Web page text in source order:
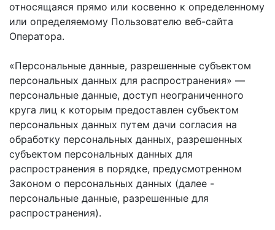
относящаяся прямо или косвенно к определенному
или определяемому Пользователю веб-сайта
Оператора.
«Персональные данные, разрешенные субъектом
персональных данных для распространения» —
персональные данные, доступ неограниченного
круга лиц к которым предоставлен субъектом
персональных данных путем дачи согласия на
обработку персональных данных, разрешенных
субъектом персональных данных для
распространения в порядке, предусмотренном
Законом о персональных данных (далее -
персональные данные, разрешенные для
распространения).